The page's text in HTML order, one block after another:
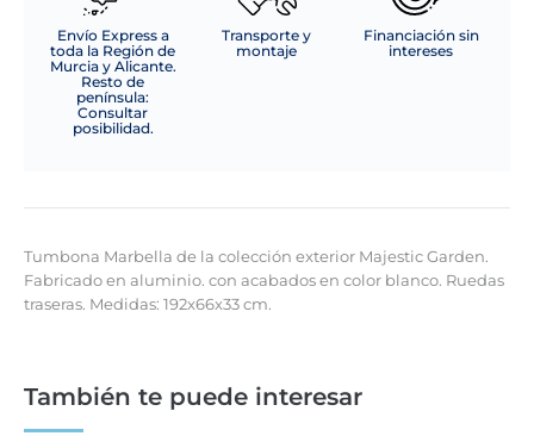
Envío Express a
toda la Región de
Murcia y Alicante.
Resto de
península:
Consultar
posibilidad.
Transporte y
montaje
Financiación sin
intereses
Tumbona Marbella de la colección exterior Majestic Garden.
Fabricado en aluminio. con acabados en color blanco. Ruedas
traseras. Medidas: 192x66x33 cm.
También te puede interesar